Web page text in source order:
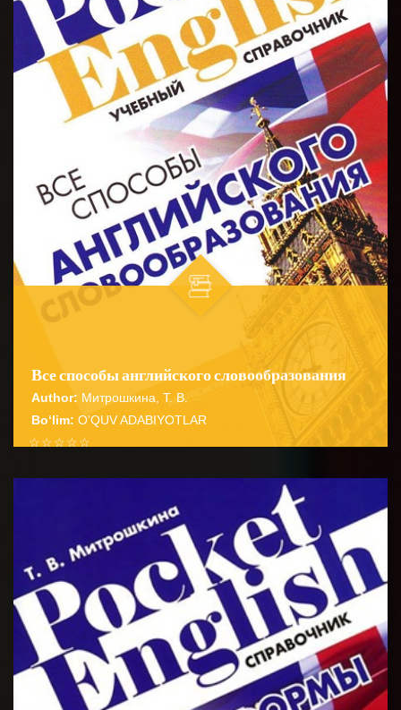
Все способы английского словообразования
Author: Митрошкина, Т. В.
Bo‘lim: O'QUV ADABIYOTLAR
☆
☆
☆
☆
☆
Справочник содержит подробные сведения о
способах словообразования английских имен
существительных прилагательных глаго...